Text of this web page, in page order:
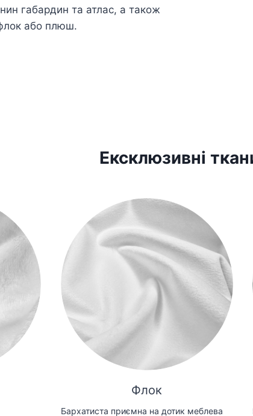
габардин та атлас, а також
або плюш.
Ексклюзивні
Флок
Бархатиста приємна на дотик меблева